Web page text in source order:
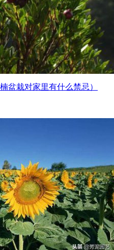
盆栽对家里有什么禁忌）